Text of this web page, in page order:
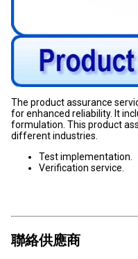
The product assurance
for enhanced reliability. It
formulation. This product
different industries.
Test implementation.
Verification service.
聯絡供應商